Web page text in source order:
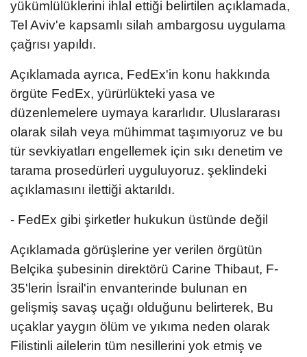
yükümlülüklerini ihlal ettiği belirtilen açıklamada,
Tel Aviv'e kapsamlı silah ambargosu uygulama
çağrısı yapıldı.
Açıklamada ayrıca, FedEx'in konu hakkında
örgüte FedEx, yürürlükteki yasa ve
düzenlemelere uymaya kararlıdır. Uluslararası
olarak silah veya mühimmat taşımıyoruz ve bu
tür sevkiyatları engellemek için sıkı denetim ve
tarama prosedürleri uyguluyoruz. şeklindeki
açıklamasını ilettiği aktarıldı.
- FedEx gibi şirketler hukukun üstünde değil
Açıklamada görüşlerine yer verilen örgütün
Belçika şubesinin direktörü Carine Thibaut, F-
35'lerin İsrail'in envanterinde bulunan en
gelişmiş savaş uçağı olduğunu belirterek, Bu
uçaklar yaygın ölüm ve yıkıma neden olarak
Filistinli ailelerin tüm nesillerini yok etmiş ve